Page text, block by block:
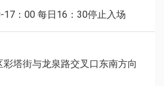
：00 每日16：30停止入场
塔街与龙泉路交叉口东南方向